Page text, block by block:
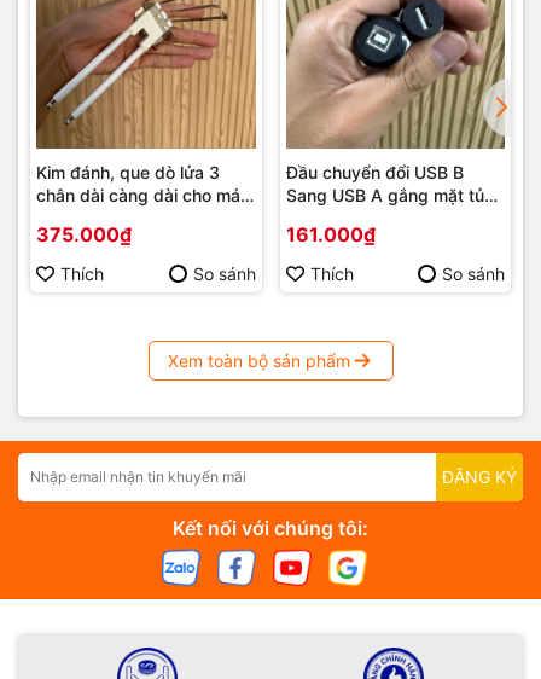
Kim đánh, que dò lửa 3
chân dài càng dài cho máy
điện
375.000₫
Thích So sánh
Đầu chuyển đổi USB B
Sang USB A gắng mặt tủ
161.000₫
Thích So sánh
Xem toàn bộ sản phẩm
ĐĂNG KÝ
Kết nối với chúng tôi: